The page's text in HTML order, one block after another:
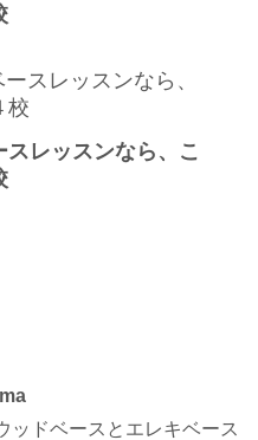
スレッスンなら、こ
ッドベースとエレキベース